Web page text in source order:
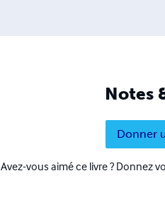
Notes
Donner
Avez-vous aimé ce livre ? Donnez